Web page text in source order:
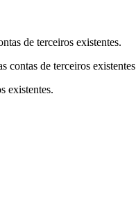
de terceiros existentes.
contas de terceiros existentes
existentes.